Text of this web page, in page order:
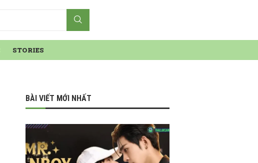
STORIES
BÀI VIẾT MỚI NHẤT